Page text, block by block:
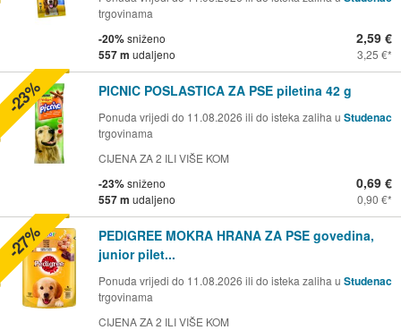
trgovinama
-20%sniženo
557 m udaljeno
2,59 €
3,25 €
PICNIC POSLASTICA ZA PSE piletina 42 g
Ponuda vrijedi do 11.08.2026 ili do isteka zaliha u Studenac
trgovinama
CIJENA ZA 2 ILI VIŠE KOM
-23%sniženo
557 m udaljeno
0,69 €
0,90 €
-23%
PEDIGREE MOKRA HRANA ZA PSE govedina,
junior pilet...
Ponuda vrijedi do 11.08.2026 ili do isteka zaliha u Studenac
trgovinama
CIJENA ZA 2 ILI VIŠE KOM
-27%